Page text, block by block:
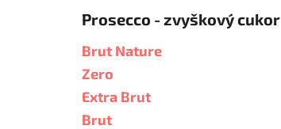
Prosecco - zvyškový cukor
Brut Nature
Zero
Extra Brut
Brut